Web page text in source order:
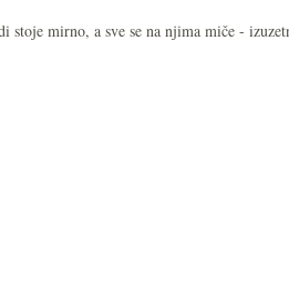
stoje mirno, a sve se na njima miče -